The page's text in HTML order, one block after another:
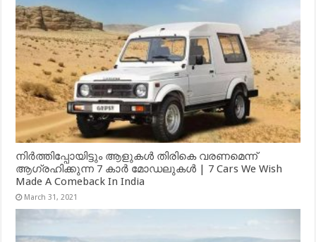
നിർത്തിപ്പോയിട്ടും ആളുകൾ തിരികെ വരണമെന്ന്
ആഗ്രഹിക്കുന്ന 7 കാർ മോഡലുകൾ | 7 Cars We Wish
Made A Comeback In India
March 31, 2021